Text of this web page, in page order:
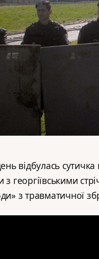
відбулась сутичка
георгіївськими
з травматичної